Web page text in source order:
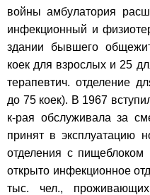
войны амбулатория
инфекционный и
здании бывшего
коек для взрослых и 25
терапевтич. отделение
до 75 коек). В 1967
к-рая обслуживала за
принят в эксплуатацию
отделения с пищеблоком
открыто инфекционное
тыс. чел.,